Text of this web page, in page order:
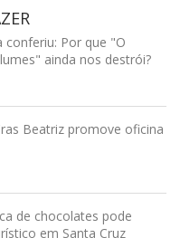
conferiu: Por que "O
ainda nos destrói?
Beatriz promove oficina
de chocolates pode
em Santa Cruz